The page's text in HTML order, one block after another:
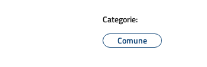
Categorie:
Comune